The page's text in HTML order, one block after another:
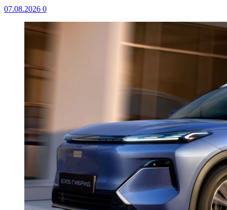
07.08.2026 0